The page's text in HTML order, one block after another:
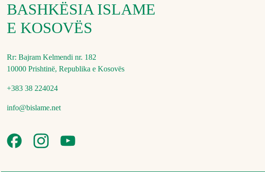
BASHKËSIA ISLAME
E KOSOVËS
Rr: Bajram Kelmendi nr. 182
10000 Prishtinë, Republika e Kosovës
+383 38 224024
info@bislame.net